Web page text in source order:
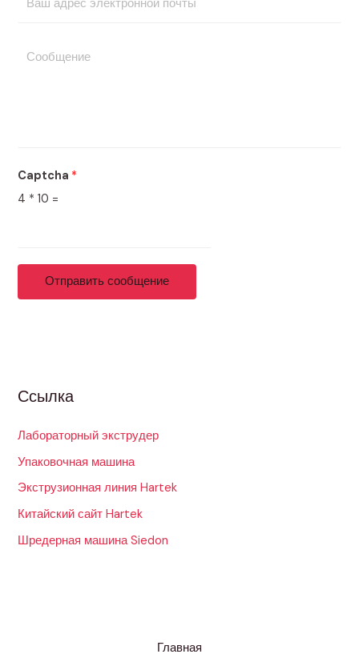
Captcha *
4 * 10 =
Отправить сообщение
Ссылка
Лабораторный экструдер
Упаковочная машина
Экструзионная линия Hartek
Китайский сайт Hartek
Шредерная машина Siedon
Главная